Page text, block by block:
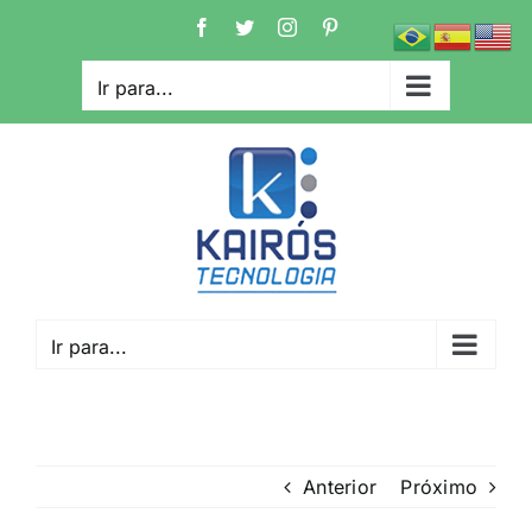
conteúdo
Facebook
TwitterInstagramPinterest
Ir para...
Ir para...
Anterior Próximo